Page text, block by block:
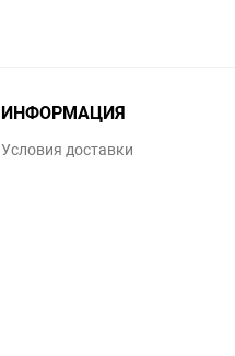
ИНФОРМАЦИЯ
Условия доставки